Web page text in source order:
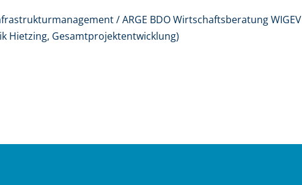
/ ARGE BDO Wirtschaftsberatung WIGEV
Hietzing, Gesamtprojektentwicklung)